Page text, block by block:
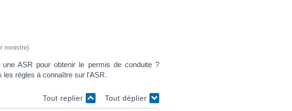
ministre)
ASR pour obtenir le permis de conduite ?
les règles à connaître sur l'ASR.
Tout replier Tout déplier